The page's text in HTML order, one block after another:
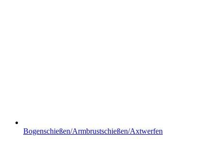
Bogenschießen/Armbrustschießen/Axtwerfen